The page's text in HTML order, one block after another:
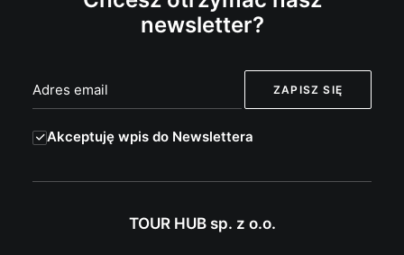
newsletter?
Akceptuję wpis do Newslettera
TOUR HUB sp. z o.o.